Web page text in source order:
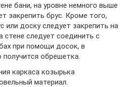
бани, на уровне немного выше
закрепить брус. Кроме того,
или доску следует закрепить на
стене следует соединить с
при помощи досок, в
получится обрешетка.
каркаса козырька
материал.